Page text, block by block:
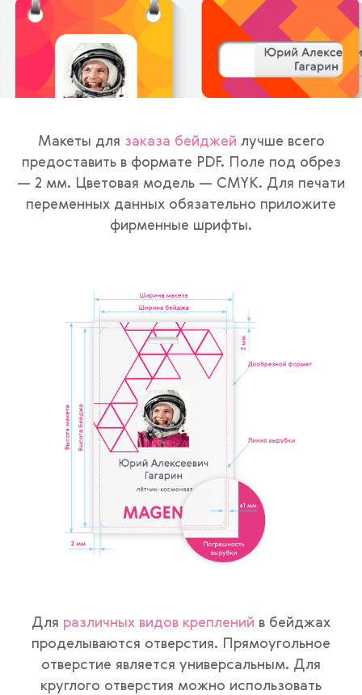
Макеты для заказа бейджей лучше всего
предоставить в формате PDF. Поле под обрез
— 2 мм. Цветовая модель — CMYK. Для печати
переменных данных обязательно приложите
фирменные шрифты.
Для различных видов креплений в бейджах
проделываются отверстия. Прямоугольное
отверстие является универсальным. Для
круглого отверстия можно использовать